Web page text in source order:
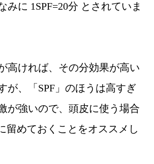
みに 1SPF=20分 とされていま
高ければ、その分効果が高い
が、「SPF」のほうは高すぎ
が強いので、頭皮に使う場合
留めておくことをオススメし